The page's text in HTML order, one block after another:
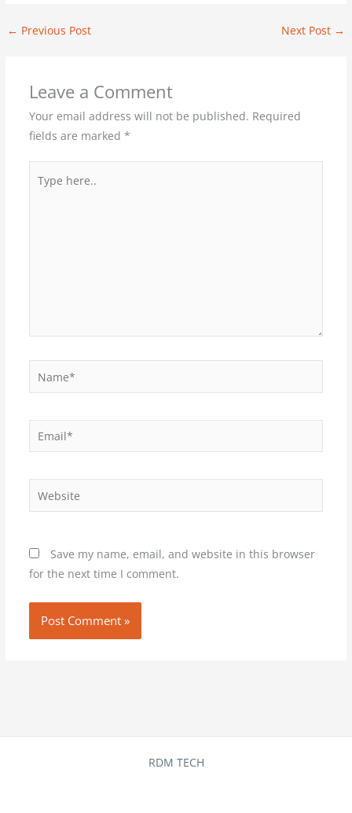
← Previous Post Next Post →
Leave a Comment
Your email address will not be published. Required
fields are marked *
here..
Email*
Website
Save my name, email, and website in this browser
for the next time I comment.
RDM TECH